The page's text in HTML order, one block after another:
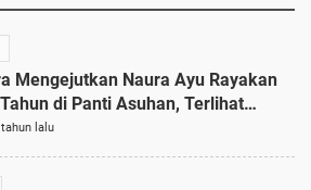
Mengejutkan Naura Ayu Rayakan
di Panti Asuhan, Terlihat
dengan Kaftan Cokelat
lalu